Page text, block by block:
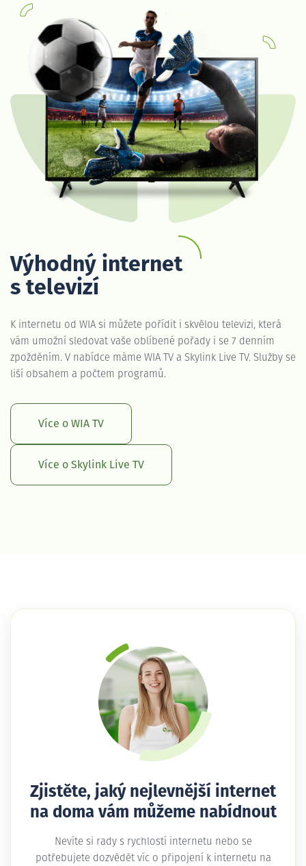
Výhodný internet
s televizí
K internetu od WIA si můžete pořídit i skvělou televizi, která
vám umožní sledovat vaše oblíbené pořady i se 7 denním
zpožděním. V nabídce máme WIA TV a Skylink Live TV. Služby se
liší obsahem a počtem programů.
Více o WIA TV
Více o Skylink Live TV
Zjistěte, jaký nejlevnější internet
na doma vám můžeme nabídnout
Nevíte si rady s rychlostí internetu nebo se
potřebujete dozvědět víc o připojení k internetu na